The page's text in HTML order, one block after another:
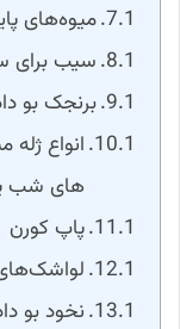
میوه‌های
سیب برای
برنجک بو
انواع
های شب
پاپ کورن
نخود بو